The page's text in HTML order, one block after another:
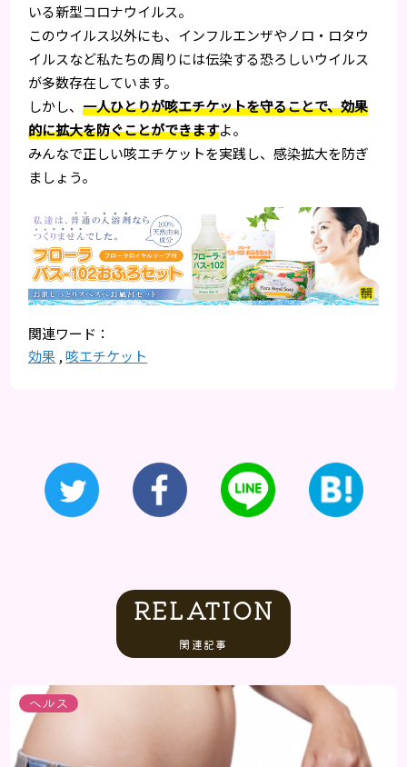
いる新型コロナウイルス。
このウイルス以外にも、インフルエンザやノロ・ロタウ
イルスなど私たちの周りには伝染する恐ろしいウイルス
が多数存在しています。
しかし、一人ひとりが咳エチケットを守ることで、効果
的に拡大を防ぐことができますよ。
みんなで正しい咳エチケットを実践し、感染拡大を防ぎ
ましょう。
効果 ,咳エチケット
RELATION
関連記事
ヘルス